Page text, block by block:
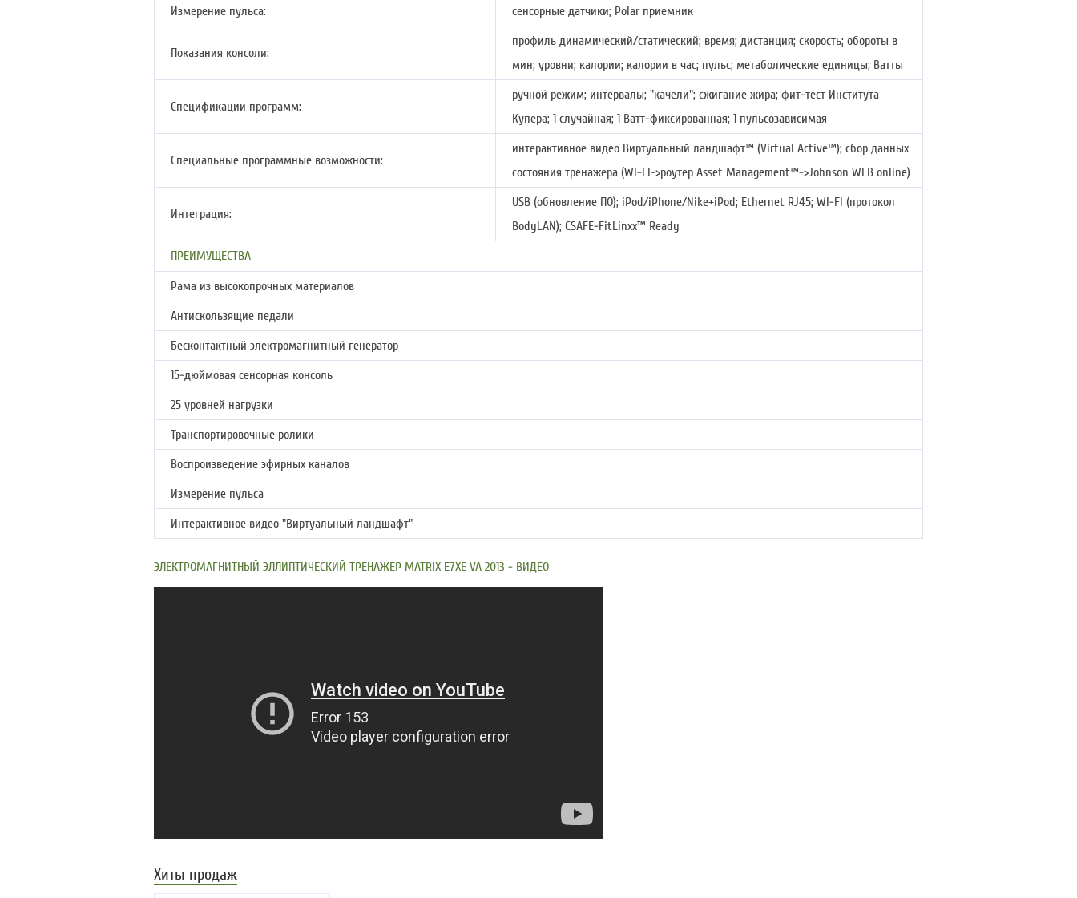
Измерение пульса:
сенсорные датчики; Polar приемник
Показания консоли:
профиль динамический/статический; время; дистанция; скорость; обороты в
мин; уровни; калории; калории в час; пульс; метаболические единицы; Ватты
Спецификации программ:
ручной режим; интервалы; "качели"; сжигание жира; фит-тест Института
Купера; 1 случайная; 1 Ватт-фиксированная; 1 пульсозависимая
Специальные программные возможности:
интерактивное видео Виртуальный ландшафт™ (Virtual Active™); сбор данных
состояния тренажера (WI-FI->роутер Asset Management™->Johnson WEB online)
Интеграция:
USB (обновление ПО); iPod/iPhone/Nike+iPod; Ethernet RJ45; WI-FI (протокол
BodyLAN); CSAFE-FitLinxx™ Ready
ПРЕИМУЩЕСТВА
Рама из высокопрочных материалов
Антискользящие педали
Бесконтактный электромагнитный генератор
15-дюймовая сенсорная консоль
25 уровней нагрузки
Транспортировочные ролики
Воспроизведение эфирных каналов
Измерение пульса
Интерактивное видео "Виртуальный ландшафт"
ЭЛЕКТРОМАГНИТНЫЙ ЭЛЛИПТИЧЕСКИЙ ТРЕНАЖЕР MATRIX E7XE VA 2013 - ВИДЕО
Хиты продаж